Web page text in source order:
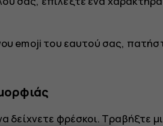
emoji του εαυτού σας,
δείχνετε φρέσκοι. Τραβήξτε